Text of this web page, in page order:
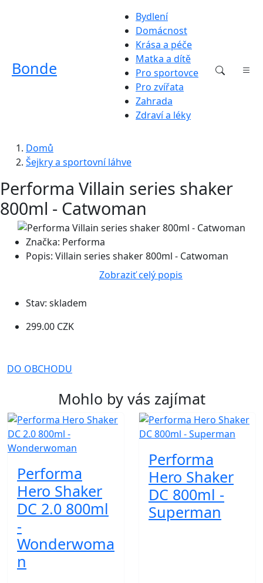
Bonde
Bydlení
Domácnost
Krása a péče
Matka a dítě
Pro sportovce
Pro zvířata
Zahrada
Zdraví a léky
Domů
Šejkry a sportovní láhve
Performa Villain series shaker
800ml - Catwoman
Značka: Performa
Popis: Villain series shaker 800ml - Catwoman
Zobraziť celý popis
Stav: skladem
299.00 CZK
DO OBCHODU
Mohlo by vás zajímat
Performa
Hero Shaker
DC 2.0 800ml
-
Wonderwoma
n
Performa
Hero Shaker
DC 800ml -
Superman